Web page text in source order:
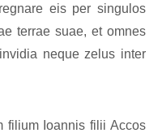
eis per singulos
terrae suae, et omnes
neque zelus inter
filium Ioannis filii Accos